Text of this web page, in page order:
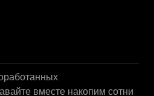
вместе накопим сотни